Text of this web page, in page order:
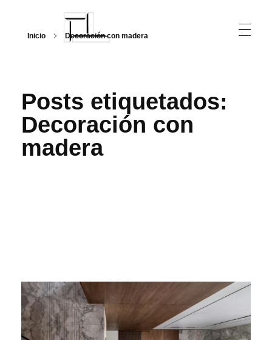
Inicio Decoración con madera
Posts etiquetados:
Decoración con
madera